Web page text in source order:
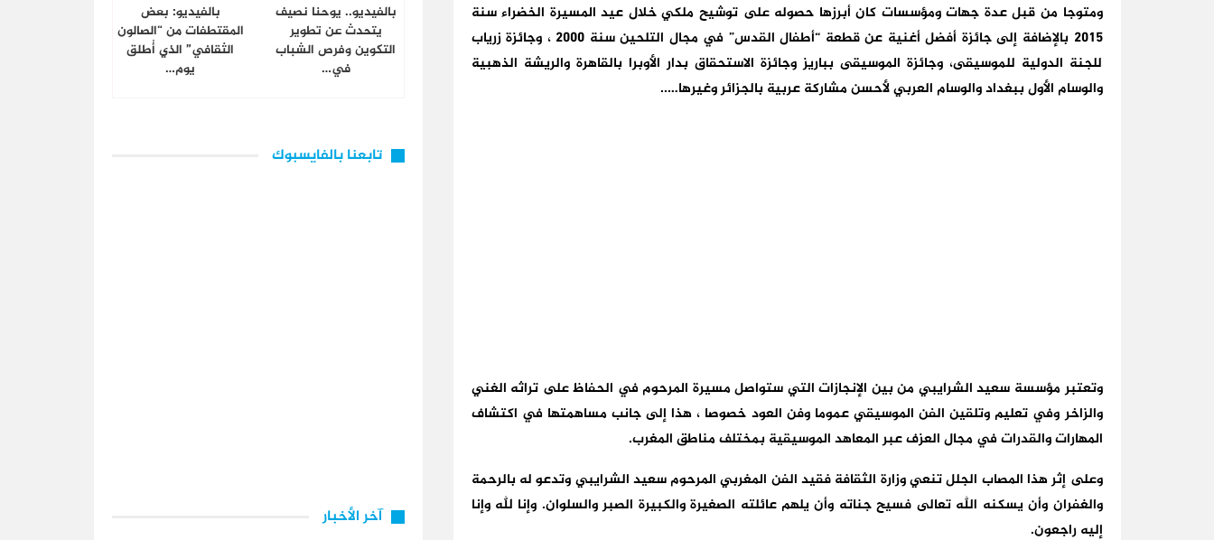
ومتوجا من قبل عدة جهات ومؤسسات كان أبرزها حصوله على توشيح ملكي خلال عيد المسيرة الخضراء سنة
2015 بالإضافة إلى جائزة أفضل أغنية عن قطعة “أطفال القدس” في مجال التلحين سنة 2000 ، وجائزة زرياب
للجنة الدولية للموسيقى، وجائزة الموسيقى بباريز وجائزة الاستحقاق بدار الأوبرا بالقاهرة والريشة الذهبية
والوسام الأول ببغداد والوسام العربي لأحسن مشاركة عربية بالجزائر وغيرها…..
وتعتبر مؤسسة سعيد الشرايبي من بين الإنجازات التي ستواصل مسيرة المرحوم في الحفاظ على تراثه الغني
والزاخر وفي تعليم وتلقين الفن الموسيقي عموما وفن العود خصوصا ، هذا إلى جانب مساهمتها في اكتشاف
المهارات والقدرات في مجال العزف عبر المعاهد الموسيقية بمختلف مناطق المغرب.
وعلى إثر هذا المصاب الجلل تنعي وزارة الثقافة فقيد الفن المغربي المرحوم سعيد الشرايبي وتدعو له بالرحمة
والغفران وأن يسكنه الله تعالى فسيح جناته وأن يلهم عائلته الصغيرة والكبيرة الصبر والسلوان. وإنا لله وإنا
إليه راجعون.
بالفيديو.. يوحنا نصيف
يتحدث عن تطوير
التكوين وفرص الشباب
في…
بالفيديو: بعض
المقتطفات من “الصالون
الثقافي” الذي أُطلق
يوم…
تابعنا بالفايسبوك
آخر الأخبار